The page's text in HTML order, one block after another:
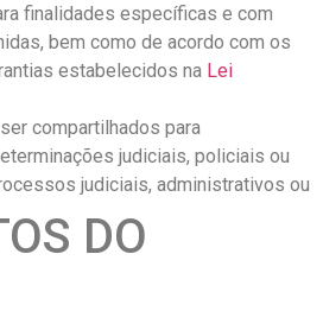
finalidades específicas e com
bem como de acordo com os
estabelecidos na Lei
compartilhados para
judiciais, policiais ou
judiciais, administrativos ou
DO